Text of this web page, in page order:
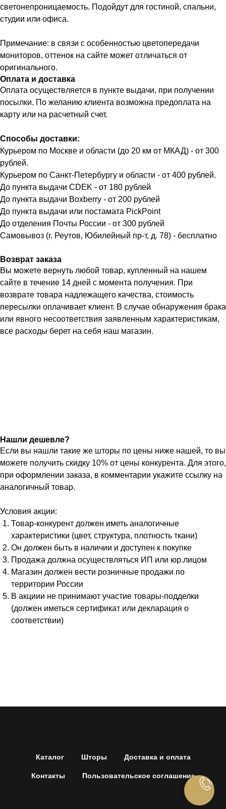
светонепроницаемость. Подойдут для гостиной, спальни,
студии или офиса.
Примечание: в связи с особенностью цветопередачи
мониторов, оттенок на сайте может отличаться от
оригинального.
Оплата и доставка
Оплата осуществляется в пункте выдачи, при получении
посылки. По желанию клиента возможна предоплата на
карту или на расчетный счет.
Способы доставки:
Курьером по Москве и области (до 20 км от МКАД) - от 300
рублей.
Курьером по Санкт-Петербургу и области - от 400 рублей.
До пункта выдачи CDEK - от 180 рублей
До пункта выдачи Boxberry - от 200 рублей
До пункта выдачи или постамата PickPoint
До отделения Почты России - от 300 рублей
Самовывоз (г. Реутов, Юбилейный пр-т, д. 78) - бесплатно
Возврат заказа
Вы можете вернуть любой товар, купленный на нашем
сайте в течение 14 дней с момента получения. При
возврате товара надлежащего качества, стоимость
пересылки оплачивает клиент. В случае обнаружения брака
или явного несоответствия заявленным характеристикам,
все расходы берет на себя наш магазин.
Нашли дешевле?
Если вы нашли такие же шторы по цены ниже нашей, то вы
можете получить скидку 10% от цены конкурента. Для этого,
при оформлении заказа, в комментарии укажите ссылку на
аналогичный товар.
Условия акции:
Товар-конкурент должен иметь аналогичные
характеристики (цвет, структура, плотность ткани)
Он должен быть в наличии и доступен к покупке
Продажа должна осуществляться ИП или юр.лицом
Магазин должен вести розничные продажи по
территории России
В акциии не принимают участие товары-подделки
(должен иметься сертификат или декларация о
соответствии)
Каталог Шторы Доставка и оплата
Контакты Пользовательское соглашение